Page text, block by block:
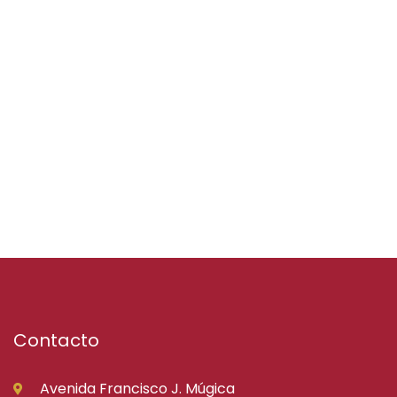
Contacto
Avenida Francisco J. Múgica